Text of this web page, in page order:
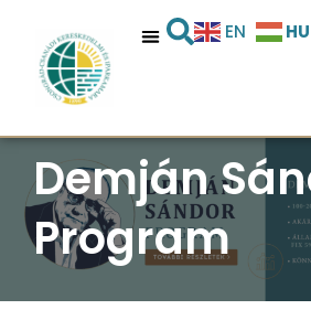
EN HU
Demján
Program